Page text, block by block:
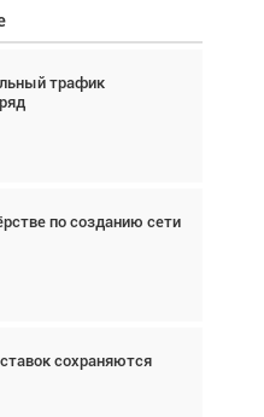
трафик
по созданию сети
сохраняются
и БПЛА в
Кох: «Фотография
всё портит»
трафик